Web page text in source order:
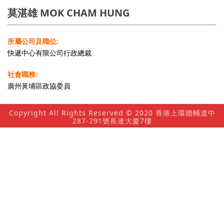
莫湛雄 MOK CHAM HUNG
所屬公司及職位:
快遞中心有限公司行政總裁
社會職務:
廣州黃埔區政協委員
Copyright All Rights Reserved © 2020 香港上環德輔道中
287-291號長達大廈7樓